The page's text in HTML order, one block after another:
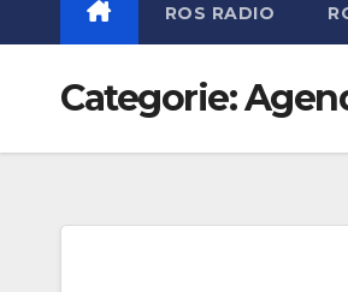
ROS RADIO
Categorie: